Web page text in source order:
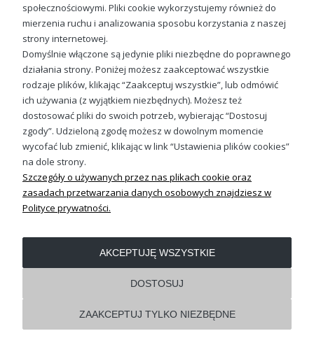
OBSŁUGA KLIENTA
REGULAMINY
społecznościowymi. Pliki cookie wykorzystujemy również do
mierzenia ruchu i analizowania sposobu korzystania z naszej
strony internetowej.
Domyślnie włączone są jedynie pliki niezbędne do poprawnego
działania strony. Poniżej możesz zaakceptować wszystkie
rodzaje plików, klikając “Zaakceptuj wszystkie”, lub odmówić
ich używania (z wyjątkiem niezbędnych). Możesz też
dostosować pliki do swoich potrzeb, wybierając “Dostosuj
zgody”. Udzieloną zgodę możesz w dowolnym momencie
wycofać lub zmienić, klikając w link “Ustawienia plików cookies”
na dole strony.
Szczegóły o używanych przez nas plikach cookie oraz
zasadach przetwarzania danych osobowych znajdziesz w
Polityce prywatności.
ZAAKCEPTUJ TYLKO NIEZBĘDNE
DOSTOSUJ
AKCEPTUJĘ WSZYSTKIE